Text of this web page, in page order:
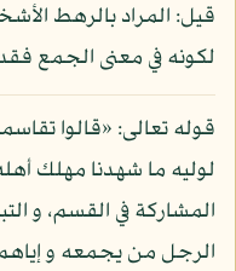
قيل: المراد بالرهط
لكونه في معنى الجمع
قوله تعالى: «قالوا
لوليه ما شهدنا مهلك
المشاركة في القسم، و
الرجل من يجمعه و